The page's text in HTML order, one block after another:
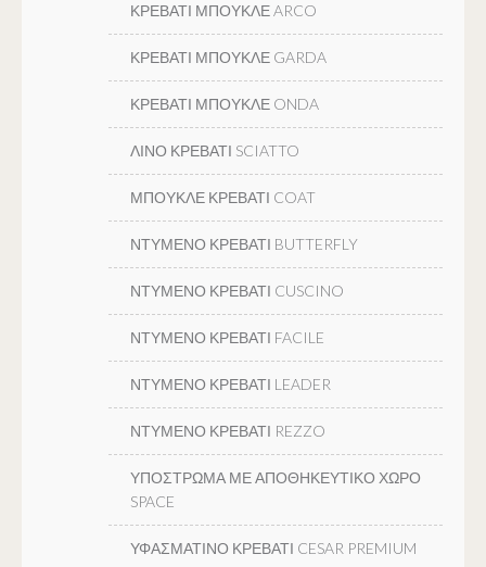
ΚΡΕΒΑΤΙ ΜΠΟΥΚΛΕ ARCO
ΚΡΕΒΑΤΙ ΜΠΟΥΚΛΕ GARDA
ΚΡΕΒΑΤΙ ΜΠΟΥΚΛΕ ONDA
ΛΙΝΟ ΚΡΕΒΑΤΙ SCIATTO
ΜΠΟΥΚΛΕ ΚΡΕΒΑΤΙ COAT
ΝΤΥΜΕΝΟ ΚΡΕΒΑΤΙ BUTTERFLY
ΝΤΥΜΕΝΟ ΚΡΕΒΑΤΙ CUSCINO
ΝΤΥΜΕΝΟ ΚΡΕΒΑΤΙ FACILE
ΝΤΥΜΕΝΟ ΚΡΕΒΑΤΙ LEADER
ΝΤΥΜΕΝΟ ΚΡΕΒΑΤΙ REZZO
ΥΠΟΣΤΡΩΜΑ ΜΕ ΑΠΟΘΗΚΕΥΤΙΚΟ ΧΩΡΟ
SPACE
ΥΦΑΣΜΑΤΙΝΟ ΚΡΕΒΑΤΙ CESAR PREMIUM